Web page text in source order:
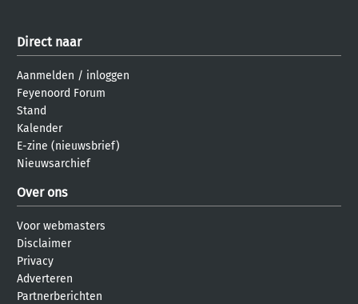
Direct naar
Aanmelden / inloggen
Feyenoord Forum
Stand
Kalender
E-zine (nieuwsbrief)
Nieuwsarchief
Over ons
Voor webmasters
Disclaimer
Privacy
Adverteren
Partnerberichten